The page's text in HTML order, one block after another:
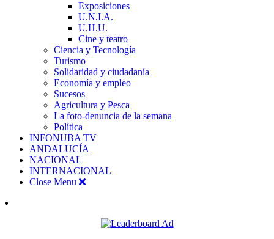
Exposiciones
U.N.I.A.
U.H.U.
Cine y teatro
Ciencia y Tecnología
Turismo
Solidaridad y ciudadanía
Economía y empleo
Sucesos
Agricultura y Pesca
La foto-denuncia de la semana
Política
INFONUBA TV
ANDALUCÍA
NACIONAL
INTERNACIONAL
Close Menu